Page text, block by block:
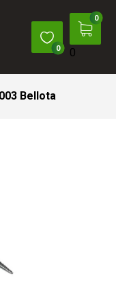
0
Bellota